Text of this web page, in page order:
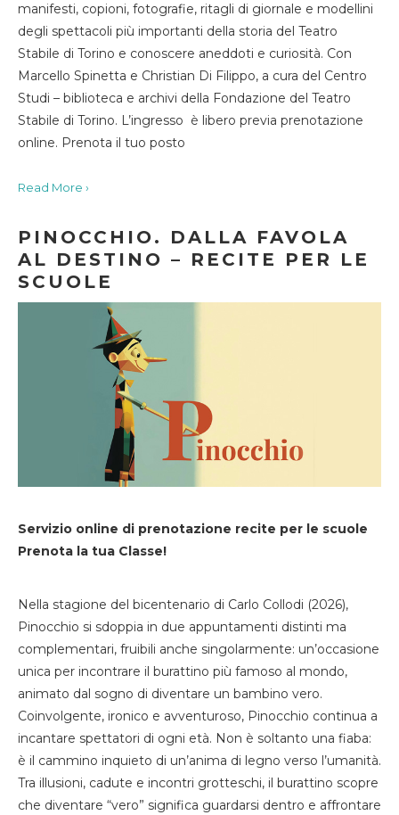
manifesti, copioni, fotografie, ritagli di giornale e modellini
degli spettacoli più importanti della storia del Teatro
Stabile di Torino e conoscere aneddoti e curiosità. Con
Marcello Spinetta e Christian Di Filippo, a cura del Centro
Studi – biblioteca e archivi della Fondazione del Teatro
Stabile di Torino. L’ingresso è libero previa prenotazione
online. Prenota il tuo posto
Read More ›
PINOCCHIO. DALLA FAVOLA
AL DESTINO – RECITE PER LE
SCUOLE
Servizio online di prenotazione recite per le scuole
Prenota la tua Classe!
Nella stagione del bicentenario di Carlo Collodi (2026),
Pinocchio si sdoppia in due appuntamenti distinti ma
complementari, fruibili anche singolarmente: un’occasione
unica per incontrare il burattino più famoso al mondo,
animato dal sogno di diventare un bambino vero.
Coinvolgente, ironico e avventuroso, Pinocchio continua a
incantare spettatori di ogni età. Non è soltanto una fiaba:
è il cammino inquieto di un’anima di legno verso l’umanità.
Tra illusioni, cadute e incontri grotteschi, il burattino scopre
che diventare “vero” significa guardarsi dentro e affrontare